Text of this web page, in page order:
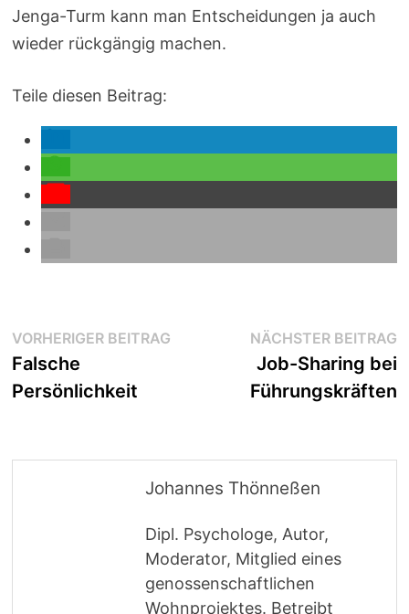
Jenga-Turm kann man Entscheidungen ja auch
wieder rückgängig machen.
Teile diesen Beitrag:
Beitragsnavigation
VORHERIGER BEITRAG Vorheriger
Falsche
Persönlichkeit
NÄCHSTER BEITRAG
Job-Sharing bei
Führungskräften
Johannes Thönneßen
Dipl. Psychologe, Autor,
Moderator, Mitglied eines
genossenschaftlichen
Wohnprojektes. Betreibt